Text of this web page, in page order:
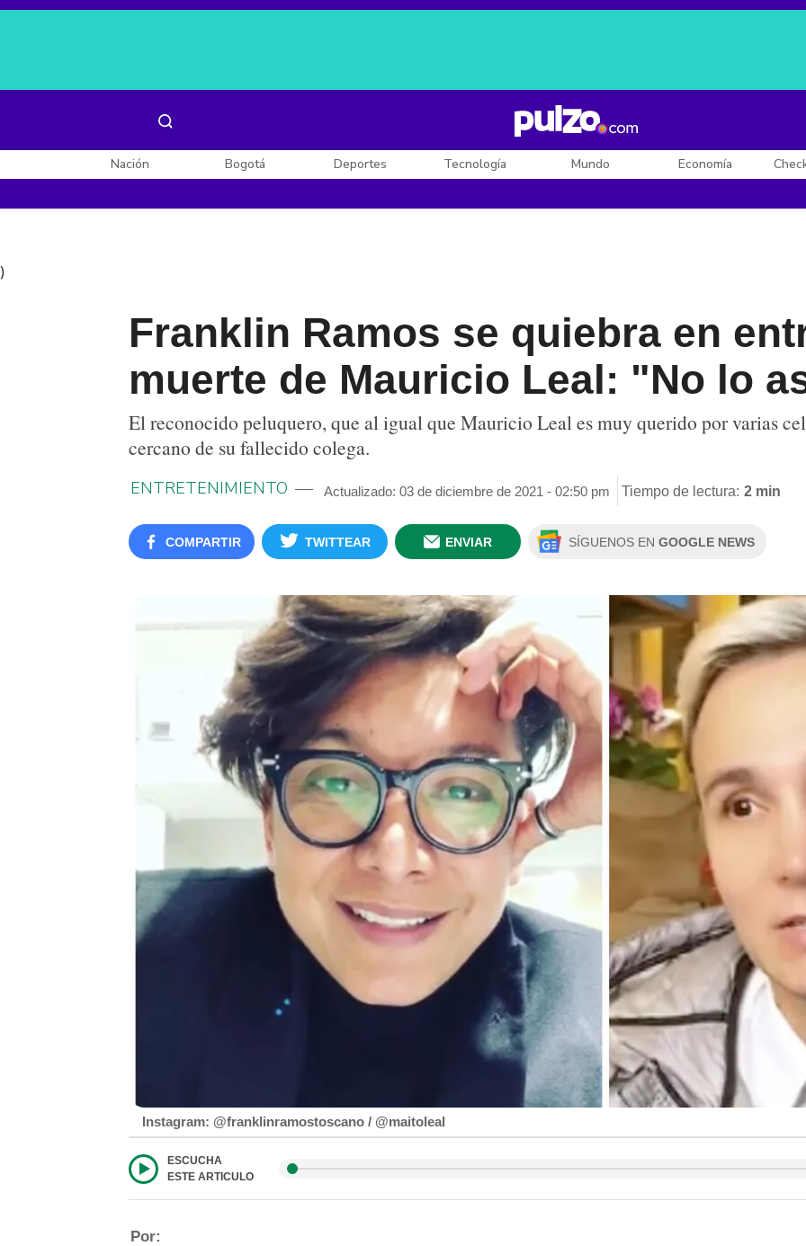
Posesión de De la Espriella
Nación Bogotá Deportes Tecnología Mundo Economía
)
Franklin Ramos se quiebra en
muerte de Mauricio Leal: "No lo
El reconocido peluquero, que al igual que Mauricio Leal es muy querido por varias
cercano de su fallecido colega.
ENTRETENIMIENTO Actualizado: 03 de diciembre de 2021 - 02:50 pm Tiempo de lectura: 2 min
COMPARTIR TWITTEAR ENVIAR SÍGUENOS EN GOOGLE NEWS
Instagram: @franklinramostoscano / @maitoleal
ESCUCHA
ESTE ARTICULO
Por: